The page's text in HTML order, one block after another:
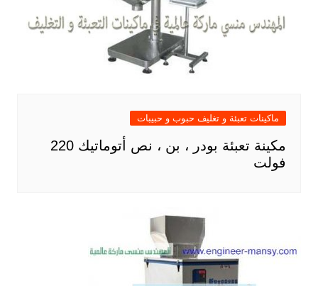
ماكينات تعبئة و تغليف حبوب و حبيبات
مكينة تعبئة بودر ، بن ، نص أتوماتيك 220
فولت